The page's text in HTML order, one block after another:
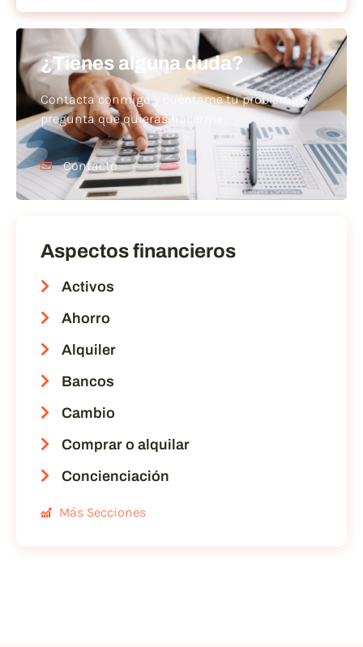
¿Tienes alguna duda?
Contacta conmigo y cuéntame tu problema o
pregunta que quieras hacerme
Contacto
Aspectos financieros
Activos
Ahorro
Alquiler
Bancos
Cambio
Comprar o alquilar
Concienciación
Más Secciones